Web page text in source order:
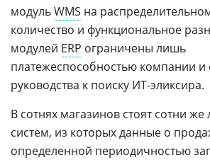
модульWMS на
количество и функциональное
модулей ERP ограничены лишь
платежеспособностью компании и
руководства к поиску ИТ-эликсира.
В сотнях магазинов стоят сотни
систем, из которых данные о
определенной периодичностью